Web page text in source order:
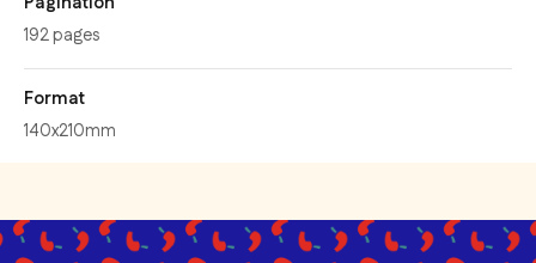
192 pages
Format
140x210mm